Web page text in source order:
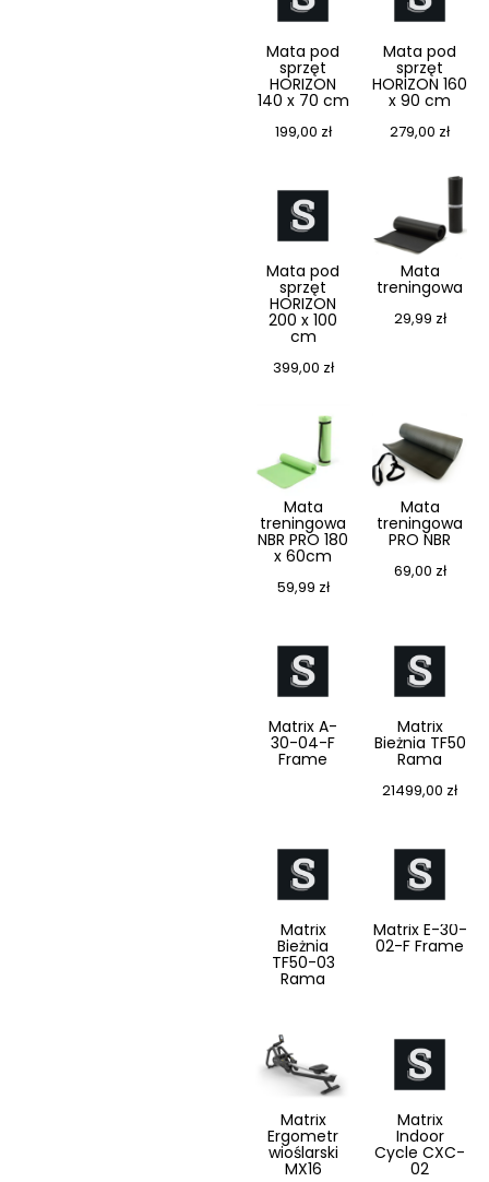
Mata pod
sprzęt
HORIZON
140 x 70 cm
199,00 zł
Mata pod
sprzęt
HORIZON 160
x 90 cm
279,00 zł
Mata pod
sprzęt
HORIZON
200 x 100
cm
399,00 zł
Mata
treningowa
29,99 zł
Mata
treningowa
NBR PRO 180
x 60cm
59,99 zł
Mata
treningowa
PRO NBR
69,00 zł
Matrix A-
30-04-F
Frame
Matrix
Bieżnia TF50
Rama
21499,00 zł
Matrix
Bieżnia
TF50-03
Rama
Matrix E-30-
02-F Frame
Matrix
Ergometr
wioślarski
MX16
Matrix
Indoor
Cycle CXC-
02